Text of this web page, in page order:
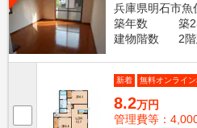
兵庫県明石市魚
築年数
築
建物階数
2
新着 無料オンライ
8.2万円
管理費等：